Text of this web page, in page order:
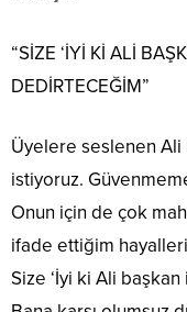
“SİZE ‘İYİ Kİ ALİ
DEDİRTECEĞİM”
Üyelere seslenen Ali
istiyoruz.
Onun için de çok
ifade ettiğim
Size ‘İyi ki Ali